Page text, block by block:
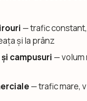
— trafic
și la prânz
campusuri — volum
— trafic mare,